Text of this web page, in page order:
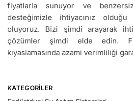
fiyatlarla sunuyor ve
desteğimizle ihtiyacınız
oluyoruz. Bizi şimdi arayarak
çözümler şimdi elde edin.
kıyaslamasında azami verimliliği
KATEGORILER